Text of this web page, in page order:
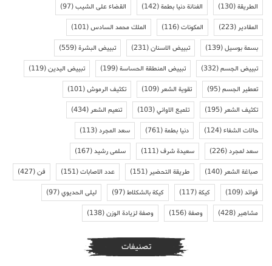
الطريقة(130) الفنانة دنيا بطمة(142) القضاء على الشيب(97)
المقادير(223) المكونات(116) الملك محمد السادس(101)
بسمة بوسيل(139) تبييض الاسنان(231) تبييض البشرة(559)
تبييض الجسم(332) تبييض المنطقة الحساسة(199) تبييض اليدين(119)
تعطير الجسم(95) تقوية الشعر(109) تكثيف الرموش(101)
تكثيف الشعر(195) تلميع الاواني(103) تنعيم الشعر(434)
حالات الشفاء(124) دنيا بطمة(761) سعد المجرد(113)
سعد لمجرد(226) سعيدة شرف(111) سلمى رشيد(167)
صباغة الشعر(140) طريقة التحضير(151) عدد الاصابات(151) فن(427)
فوائد(109) كيكة(117) كيكة بالشكلاط(97) ليلى الحديوي(97)
مشاهير(428) وصفة(156) وصفة لزيادة الوزن(138)
تصنيفات